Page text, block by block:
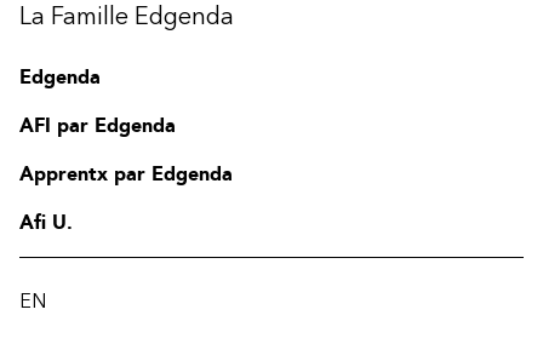
La Famille Edgenda
Edgenda
AFI par Edgenda
Apprentx par Edgenda
Afi U.
EN